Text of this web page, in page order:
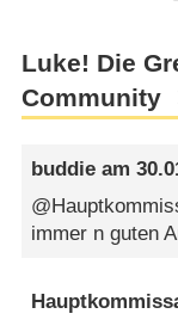
Luke! Die
Community
buddie am
immer n guten